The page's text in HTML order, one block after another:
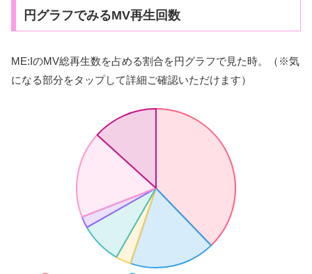
円グラフでみるMV再生回数
ME:IのMV総再生数を占める割合を円グラフで見た時。（※気
になる部分をタップして詳細ご確認いただけます）